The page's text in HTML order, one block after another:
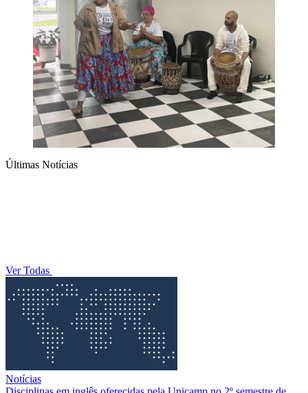
Últimas Notícias
Ver Todas
Notícias